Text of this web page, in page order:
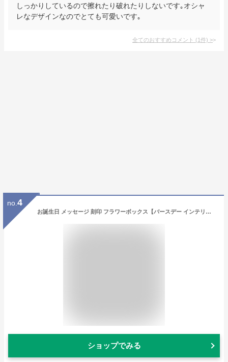
しっかりしているので擦れたり破れたりしないです｡オシャ
レなデザインなのでとても可愛いです｡
全てのおすすめコメント (1件) >
no. 4
お誕生日 メッセージ 刻印 フラワーボックス【バースデー インテリア 入浴剤 おすすめ バスギフト 誕生日 プレゼント 人気 ギフト バラ 薔薇 可愛い おしゃれ オシャレ ラッピング サプライズ お風呂 花 女性 20代 30代 40代 50代】
ショップでみる